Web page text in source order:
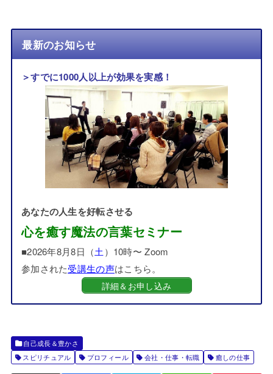
最新のお知らせ
＞すでに1000人以上が効果を実感！
あなたの人生を好転させる
心を癒す魔法の言葉セミナー
■2026年8月8日（土 ）10時〜 Zoom
参加された受講生の声はこちら。
詳細＆お申し込み
自己成長＆豊かさ
スピリチュアル
プロフィール 会社・仕事・転職 癒しの仕事